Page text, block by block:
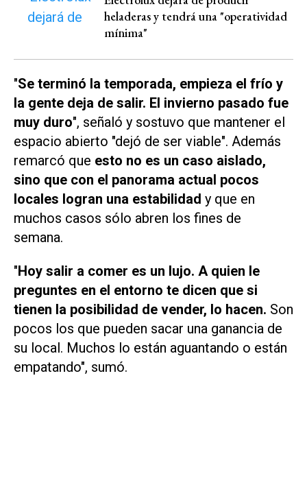
heladeras y tendrá una "operatividad
mínima"
"Se terminó la temporada, empieza el frío y
la gente deja de salir. El invierno pasado fue
muy duro", señaló y sostuvo que mantener el
espacio abierto "dejó de ser viable". Además
remarcó que esto no es un caso aislado,
sino que con el panorama actual pocos
locales logran una estabilidad y que en
muchos casos sólo abren los fines de
semana.
"Hoy salir a comer es un lujo. A quien le
preguntes en el entorno te dicen que si
tienen la posibilidad de vender, lo hacen. Son
pocos los que pueden sacar una ganancia de
su local. Muchos lo están aguantando o están
empatando", sumó.